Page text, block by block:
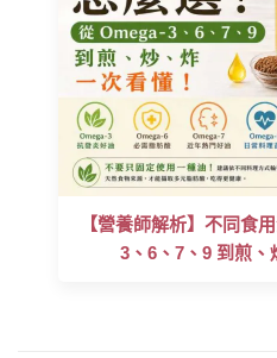
【營養師解析】不同食
3、6、7、9 到煎、